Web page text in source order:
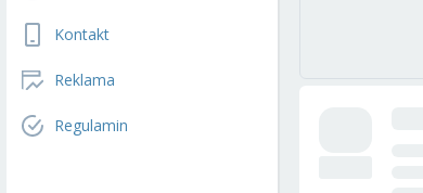
Kontakt
Reklama
Regulamin